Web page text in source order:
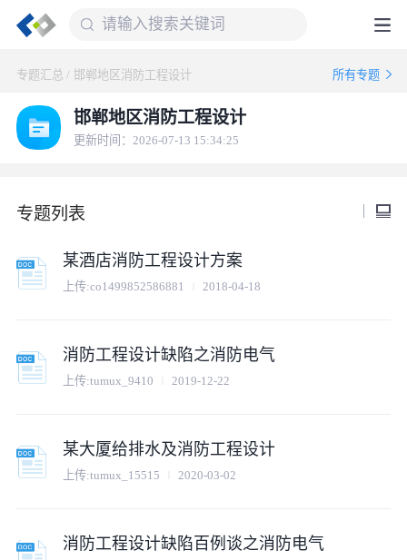
专题汇总 / 邯郸地区消防工程设计 所有专题
邯郸地区消防工程设计
更新时间：2026-07-13 15:34:25
专题列表
某酒店消防工程设计方案
上传:co1499852586881 2018-04-18
消防工程设计缺陷之消防电气
上传:tumux_9410 2019-12-22
某大厦给排水及消防工程设计
上传:tumux_15515 2020-03-02
消防工程设计缺陷百例谈之消防电气